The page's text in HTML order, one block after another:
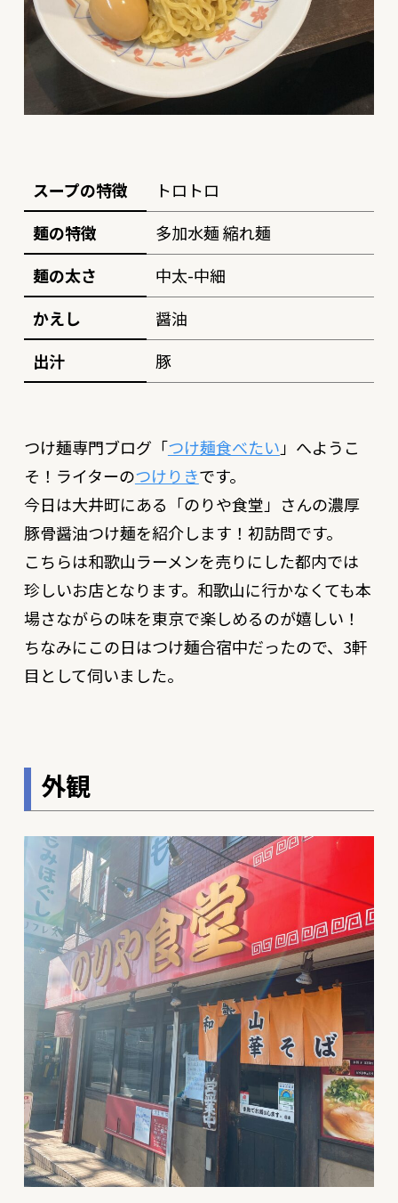
スープの特徴
トロトロ
麺の特徴
多加水麺 縮れ麺
麺の太さ
中太-中細
かえし
醤油
出汁
豚
つけ麺専門ブログ「つけ麺食べたい 」へようこ
そ！ライターのつけりきです。
今日は大井町にある「のりや食堂 」さんの濃厚
豚骨醤油つけ麺を紹介します！初訪問です。
こちらは和歌山ラーメンを売りにした都内では
珍しいお店となります。和歌山に行かなくても本
場さながらの味を東京で楽しめるのが嬉しい！
ちなみにこの日はつけ麺合宿中だったので、3軒
目として伺いました。
外観